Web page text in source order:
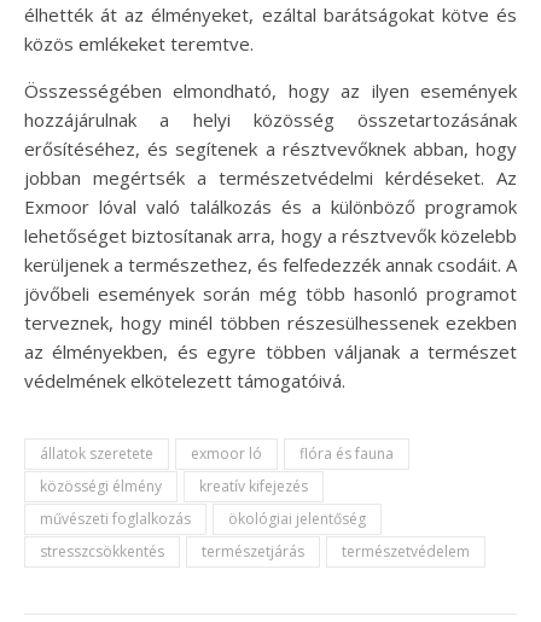
élhették át az élményeket, ezáltal barátságokat kötve és
közös emlékeket teremtve.
Összességében elmondható, hogy az ilyen események
hozzájárulnak a helyi közösség összetartozásának
erősítéséhez, és segítenek a résztvevőknek abban, hogy
jobban megértsék a természetvédelmi kérdéseket. Az
Exmoor lóval való találkozás és a különböző programok
lehetőséget biztosítanak arra, hogy a résztvevők közelebb
kerüljenek a természethez, és felfedezzék annak csodáit. A
jövőbeli események során még több hasonló programot
terveznek, hogy minél többen részesülhessenek ezekben
az élményekben, és egyre többen váljanak a természet
védelmének elkötelezett támogatóivá.
állatok szeretete exmoor ló
flóra és fauna
közösségi élmény
kreatív kifejezés
művészeti foglalkozás
ökológiai jelentőség
stresszcsökkentés
természetjárás természetvédelem